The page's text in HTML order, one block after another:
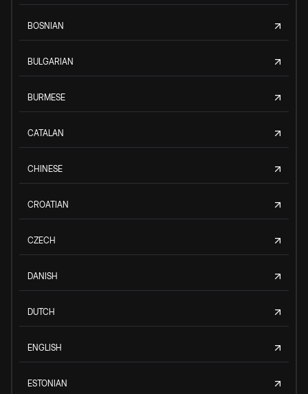
BOSNIAN
BULGARIAN
BURMESE
CATALAN
CHINESE
CROATIAN
CZECH
DANISH
DUTCH
ENGLISH
ESTONIAN